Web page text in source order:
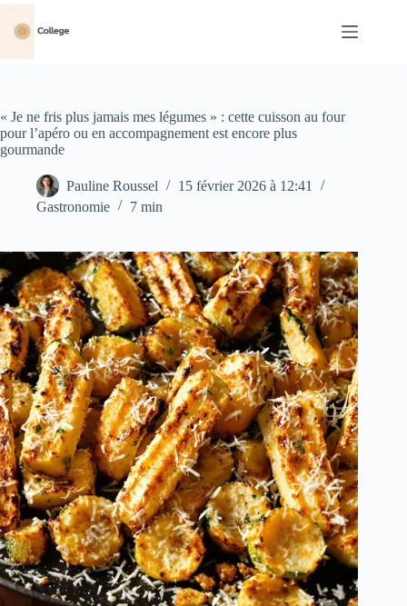
Passer
contenu
« Je ne fris plus jamais mes légumes » : cette cuisson au four
pour l’apéro ou en accompagnement est encore plus
gourmande
Pauline Roussel
15 février 2026 à 12:41
Gastronomie
7 min